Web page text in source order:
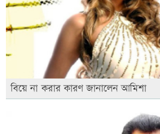
বিয়ে না করার কারণ জানালেন আমিশা